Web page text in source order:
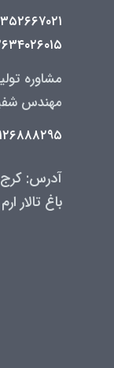
مشاوره
مهندس
آدرس: کرج
باغ